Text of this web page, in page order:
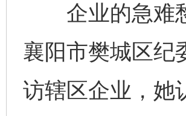
企业的急难愁
襄阳市樊城区纪
访辖区企业，她